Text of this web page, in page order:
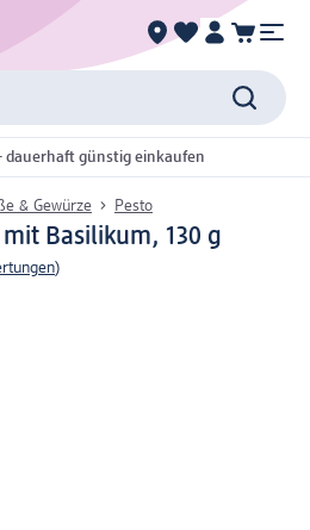
dauerhaft günstig einkaufen
& Gewürze Pesto
Basilikum, 130 g
)